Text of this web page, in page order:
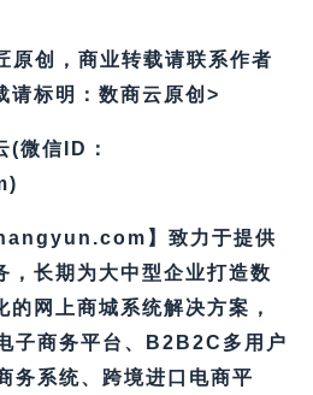
原创，商业转载请联系作者
请标明：数商云原创>
(微信ID：
】致力于提供
，长期为大中型企业打造数
网上商城系统解决方案，
子商务平台、B2B2C多用户
务系统、跨境进口电商平